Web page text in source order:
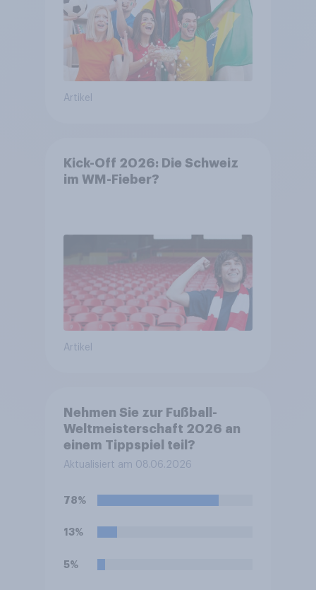
Artikel
Kick-Off 2026: Die Schweiz
im WM-Fieber?​
Artikel
Nehmen Sie zur Fußball-
Weltmeisterschaft 2026 an
einem Tippspiel teil?
Aktualisiert am 08.06.2026
78%
13%
5%